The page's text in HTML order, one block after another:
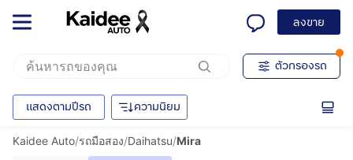
ลงขาย
ตัวกรองรถ
แสดงตามปีรถ ความนิยม
Kaidee Auto/รถมือสอง/Daihatsu/Mira